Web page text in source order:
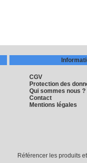
CGV
Protection des
Qui sommes nous ?
Contact
Mentions légales
Référencer les produits